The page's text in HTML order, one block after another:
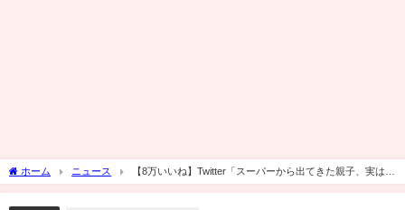
ホーム ニュース
【8万いいね】Twitter「スーパーから出てきた親子、実は誘
拐犯でした」